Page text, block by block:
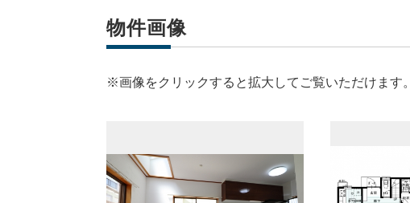
物件画像
※画像をクリックすると拡大してご覧いただけます。